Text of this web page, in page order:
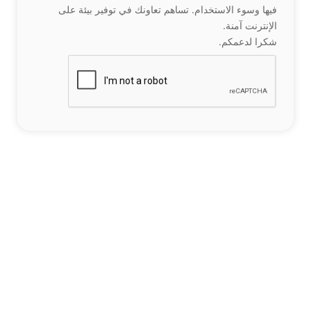
فيها وسوء الاستخدام. تساهم تعاونك في توفير بيئة على
الإنترنت آمنة.
شكرا لدعمكم.